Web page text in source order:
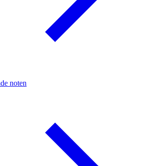
noten